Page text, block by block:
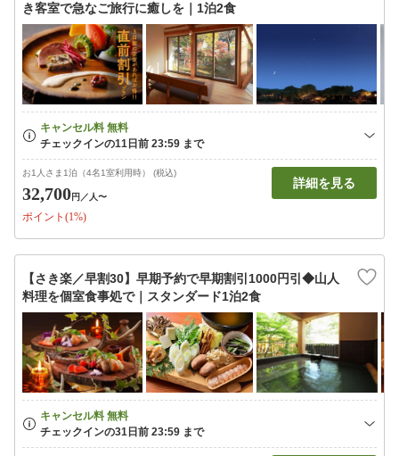
き客室で急なご旅行に癒しを｜1泊2食
お1人さま1泊（4名1室利用時） (税込)
32,700円 ／人〜
ポイント(1%)
詳細を見る
【さき楽／早割30】早期予約で早期割引1000円引◆山人
料理を個室食事処で｜スタンダード1泊2食